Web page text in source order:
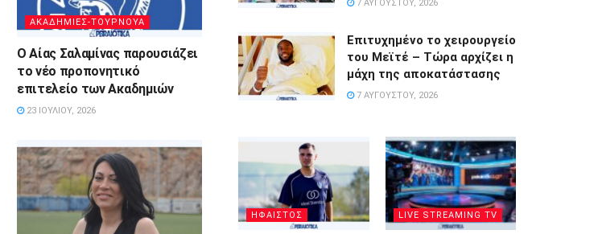
ΑΚΑΔΗΜΙΕΣ-ΤΟΥΡΝΟΥΑ
Ο Αίας Σαλαμίνας παρουσιάζει
το νέο προπονητικό
επιτελείο των Ακαδημιών
23 ΙΟΥΛΊΟΥ, 2026
7 ΑΥΓΟΎΣΤΟΥ, 2026
Επιτυχημένο το χειρουργείο
του Μεϊτέ – Τώρα αρχίζει η
μάχη της αποκατάστασης
7 ΑΥΓΟΎΣΤΟΥ, 2026
ΗΦΑΙΣΤΟΣ LIVE STREAMING TV